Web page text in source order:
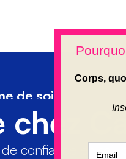
de soi
chez
confiance en soi,